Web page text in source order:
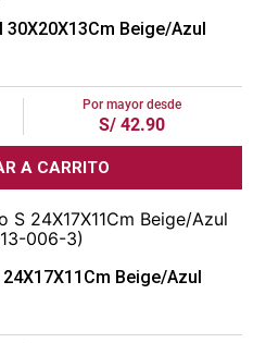
Beige/Azul
Por mayor desde
S/ 42.90
A CARRITO
Beige/Azul